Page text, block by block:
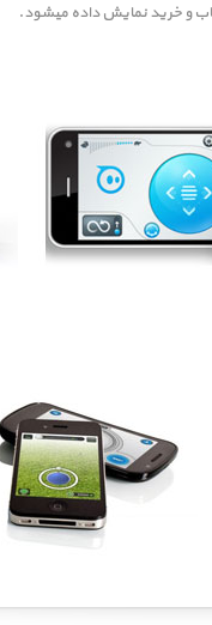
و خرید نمایش داده میشود.